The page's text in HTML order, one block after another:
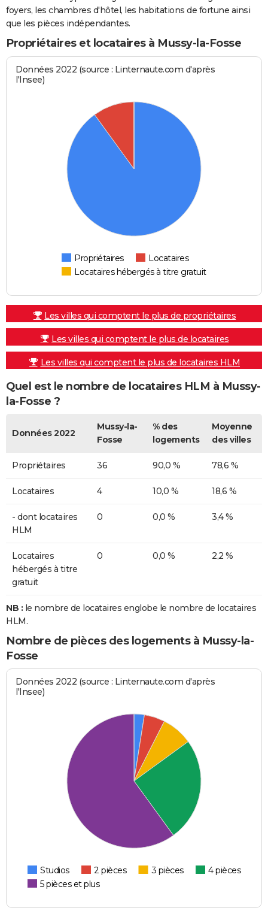
foyers, les chambres d'hôtel, les habitations de fortune ainsi
que les pièces indépendantes.
Propriétaires et locataires à Mussy-la-Fosse
Données 2022 (source : Linternaute.com d'après
l'Insee)
Propriétaires
Locataires
Locataires hébergés à titre gratuit
Les villes qui comptent le plus de propriétaires
Les villes qui comptent le plus de locataires
Les villes qui comptent le plus de locataires HLM
Quel est le nombre de locataires HLM à Mussy-
la-Fosse ?
Données 2022
Mussy-la-
Fosse
% des
logements
Moyenne
des villes
Propriétaires 36 90,0 % 78,6 %
Locataires 4 10,0 % 18,6 %
- dont locataires
HLM
0 0,0 % 3,4 %
Locataires
hébergés à titre
gratuit
0 0,0 % 2,2 %
NB : le nombre de locataires englobe le nombre de locataires
HLM.
Nombre de pièces des logements à Mussy-la-
Fosse
Données 2022 (source : Linternaute.com d'après
l'Insee)
Studios 2 pièces 3 pièces
4 pièces
5 pièces et plus